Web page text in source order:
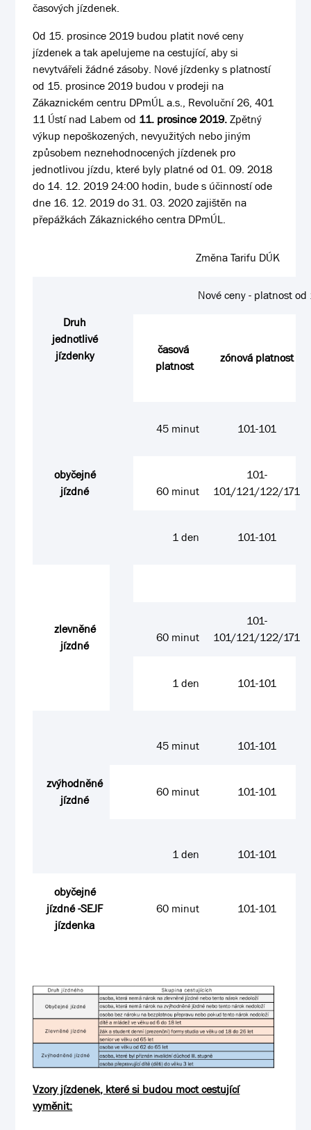
časových jízdenek.
Od 15. prosince 2019 budou platit nové ceny
jízdenek a tak apelujeme na cestující, aby si
nevytvářeli žádné zásoby. Nové jízdenky s platností
od 15. prosince 2019 budou v prodeji na
Zákaznickém centru DPmÚL a.s., Revoluční 26, 401
11 Ústí nad Labem od 11. prosince 2019.Zpětný
výkup nepoškozených, nevyužitých nebo jiným
způsobem neznehodnocených jízdenek pro
jednotlivou jízdu, které byly platné od 01. 09. 2018
do 14. 12. 2019 24:00 hodin, bude s účinností ode
dne 16. 12. 2019 do 31. 03. 2020 zajištěn na
přepážkách Zákaznického centra DPmÚL.
Změna Tarifu DÚK
Druh
jednotlivé
jízdenky
Nové ceny - platnost
časová
platnost
zónová platnost
obyčejné
jízdné
45 minut 101-101
60 minut
101-
101/121/122/171
1 den 101-101
zlevněné
jízdné
60 minut
101-
101/121/122/171
1 den 101-101
zvýhodněné
jízdné
45 minut 101-101
60 minut 101-101
1 den 101-101
obyčejné
jízdné -SEJF
jízdenka
60 minut 101-101
Vzory jízdenek, které si budou moct cestující
vyměnit: